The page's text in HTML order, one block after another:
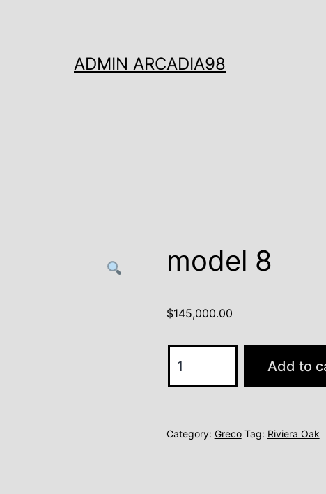
ADMIN ARCADIA98
model 8
$145,000.00
Add to
Category: Greco Tag: Riviera Oak